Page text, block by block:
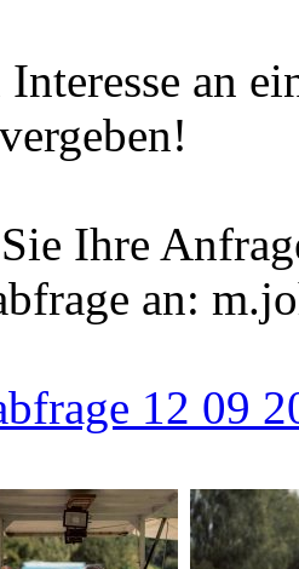
Interesse an
Ihre
an:
12 09